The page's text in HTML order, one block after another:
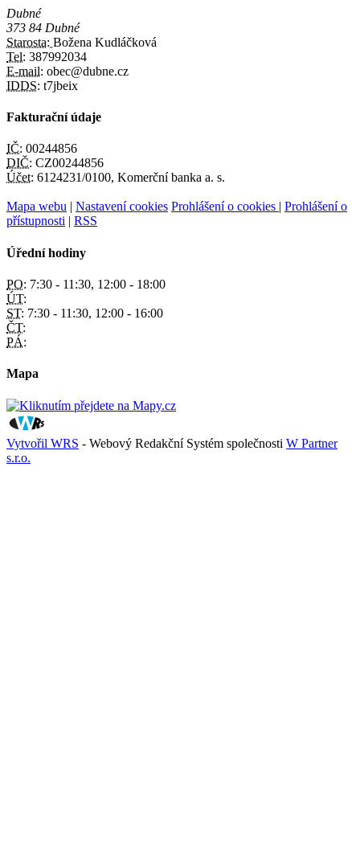
Dubné
373 84 Dubné
Starosta: Božena Kudláčková
Tel: 387992034
E-mail: obec@dubne.cz
IDDS: t7jbeix
Fakturační údaje
IČ: 00244856
DIČ: CZ00244856
Účet: 6124231/0100, Komerční banka a. s.
Mapa webu Nastavení cookies Prohlášení o cookies
Prohlášení o
přístupnosti
RSS
Úřední hodiny
PO: 7:30 - 11:30, 12:00 - 18:00
ÚT:
ST: 7:30 - 11:30, 12:00 - 16:00
ČT:
PÁ:
Mapa
Vytvořil WRS - Webový Redakční Systém společnosti W Partner
s.r.o.